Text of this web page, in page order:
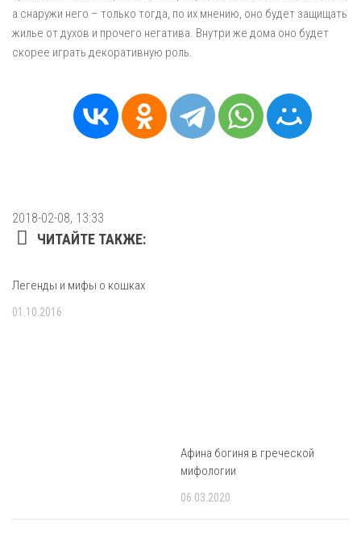
а снаружи него – только тогда, по их мнению, оно будет защищать
жилье от духов и прочего негатива. Внутри же дома оно будет
скорее играть декоративную роль.
2018-02-08, 13:33
ЧИТАЙТЕ ТАКЖЕ:
Легенды и мифы о кошках
01.10.2016
Афина богиня в греческой
мифологии
06.03.2020